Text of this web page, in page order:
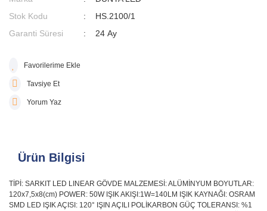
Stok Kodu
HS.2100/1
Garanti Süresi
24 Ay
Tavsiye Et
Yorum Yaz
Ürün Bilgisi
TİPİ: SARKIT LED LINEAR GÖVDE MALZEMESİ: ALÜMİNYUM BOYUTLAR:
120x7,5x8(cm) POWER: 50W IŞIK AKIŞI:1W=140LM IŞIK KAYNAĞI: OSRAM
SMD LED IŞIK AÇISI: 120° IŞIN AÇILI POLİKARBON GÜÇ TOLERANSI: %1